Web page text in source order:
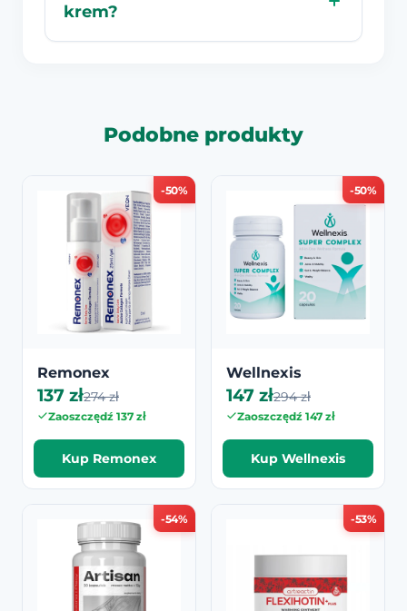
krem?
Podobne produkty
-50%
Remonex
137 zł274 zł
Zaoszczędź 137 zł
Kup Remonex
-50%
Wellnexis
147 zł294 zł
Zaoszczędź 147 zł
Kup Wellnexis
-54% -53%